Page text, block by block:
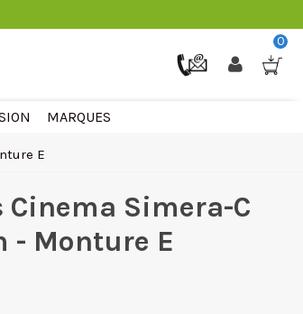
0
MARQUES
E
Simera-C
- Monture E